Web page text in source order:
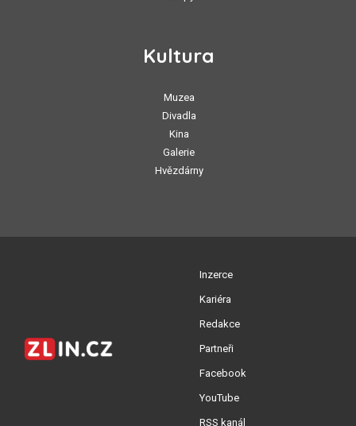
Kultura
Muzea
Divadla
Kina
Galerie
Hvězdárny
Inzerce
Kariéra
Redakce
Partneři
Facebook
YouTube
RSS kanál